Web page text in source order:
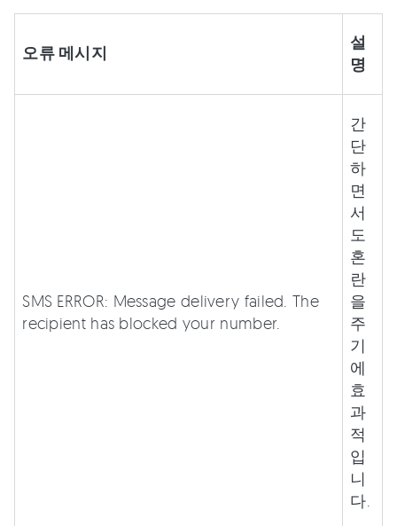
오류 메시지
설
명
SMS ERROR: Message delivery failed. The
recipient has blocked your number.
간
단
하
면
서
도
혼
란
을
주
기
에
효
과
적
입
니
다.